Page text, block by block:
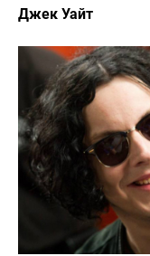
Джек Уайт